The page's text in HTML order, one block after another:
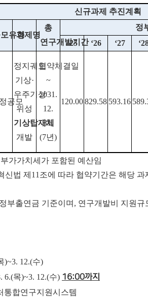
신규과제 추진계획
유형과제명
총
연구개발기간
정
‘25
‘26 ‘27
공모
정지궤도
기상·
우주기상
위성
기상탑재체
개발
협약체결일
~
2031.
12.
31.
(7년)
120.00829.58 593.16
가가치세가 포함된 예산임
신법 제11조에 따라 협약기간은 해당
부출연금 기준이며, 연구개발비 지원
)~3. 12.(수)
6.(목)~3. 12.(수) 16:00까지
통합연구지원시스템